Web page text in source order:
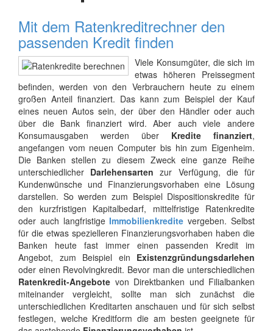
Mit dem Ratenkreditrechner den
passenden Kredit finden
Viele Konsumgüter, die sich im
etwas höheren Preissegment
befinden, werden von den Verbrauchern heute zu einem
großen Anteil finanziert. Das kann zum Beispiel der Kauf
eines neuen Autos sein, der über den Händler oder auch
über die Bank finanziert wird. Aber auch viele andere
Konsumausgaben werden über Kredite finanziert,
angefangen vom neuen Computer bis hin zum Eigenheim.
Die Banken stellen zu diesem Zweck eine ganze Reihe
unterschiedlicher Darlehensarten zur Verfügung, die für
Kundenwünsche und Finanzierungsvorhaben eine Lösung
darstellen. So werden zum Beispiel Dispositionskredite für
den kurzfristigen Kapitalbedarf, mittelfristige Ratenkredite
oder auch langfristige Immobilienkredite vergeben. Selbst
für die etwas spezielleren Finanzierungsvorhaben haben die
Banken heute fast immer einen passenden Kredit im
Angebot, zum Beispiel ein Existenzgründungsdarlehen
oder einen Revolvingkredit. Bevor man die unterschiedlichen
Ratenkredit-Angebote von Direktbanken und Filialbanken
miteinander vergleicht, sollte man sich zunächst die
unterschiedlichen Kreditarten anschauen und für sich selbst
festlegen, welche Kreditform die am besten geeignete für